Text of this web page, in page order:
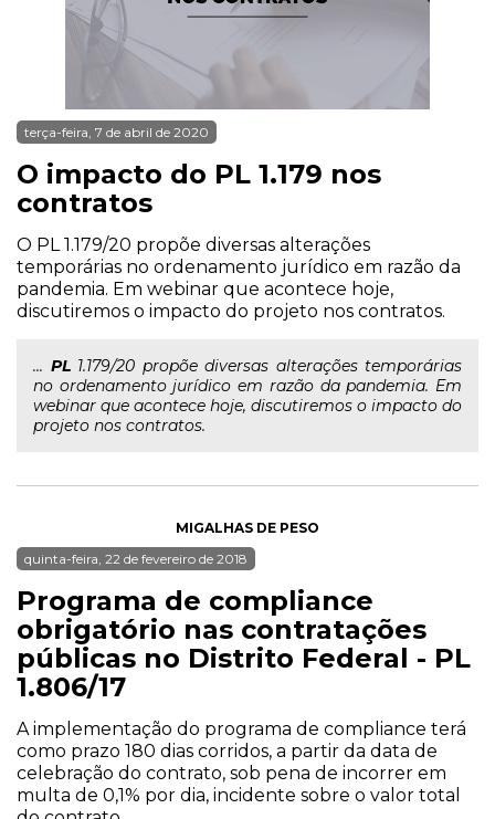
terça-feira, 7 de abril de 2020
O impacto do PL 1.179 nos
contratos
O PL 1.179/20 propõe diversas alterações
temporárias no ordenamento jurídico em razão da
pandemia. Em webinar que acontece hoje,
discutiremos o impacto do projeto nos contratos.
... PL1.179/20 propõe diversas alterações temporárias
no ordenamento jurídico em razão da pandemia. Em
webinar que acontece hoje, discutiremos o impacto do
projeto nos contratos.
MIGALHAS DE PESO
quinta-feira, 22 de fevereiro de 2018
Programa de compliance
obrigatório nas contratações
públicas no Distrito Federal - PL
1.806/17
A implementação do programa de compliance terá
como prazo 180 dias corridos, a partir da data de
celebração do contrato, sob pena de incorrer em
multa de 0,1% por dia, incidente sobre o valor total